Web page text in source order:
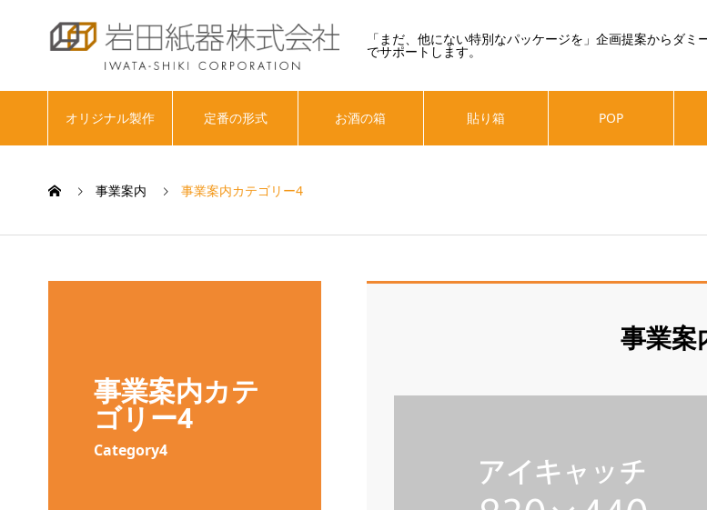
「まだ、他にない特別なパッケージを」企画提案からダ
でサポートします。
オリジナル製作 定番の形式 お酒の箱 貼り箱 POP
事業案内 事業案内カテゴリー4
事業案内カテ
ゴリー4
Category4
事業案